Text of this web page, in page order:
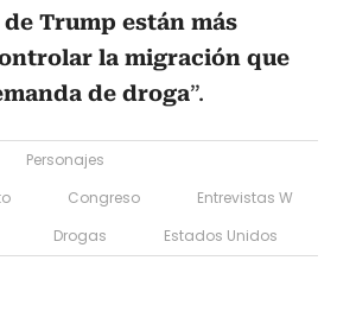
Trump están más
la migración que
de droga”.
Personajes
Congreso
Entrevistas W
Drogas Estados Unidos